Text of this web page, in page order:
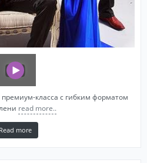
премиум-класса с гибким форматом
read more..
Read more